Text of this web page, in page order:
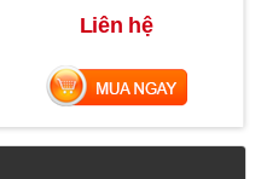
Liên hệ
MUA NGAY